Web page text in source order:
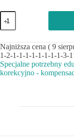
ilość
Angielski
dla
Piosenki
+
CD
Najniższa cena ( 9
1-2-1-1-1-1-1-1-1-1-3-1
Specjalne potrzebny
korekcyjno -